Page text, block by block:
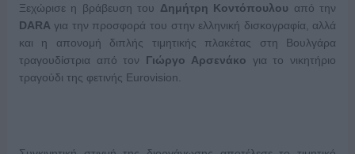
Ξεχώρισε η βράβευση του Δημήτρη Κοντόπουλου από την
DARA για την προσφορά του στην ελληνική δισκογραφία, αλλά
και η απονομή διπλής τιμητικής πλακέτας στη Βουλγάρα
τραγουδίστρια από τον Γιώργο Αρσενάκο για το νικητήριο
τραγούδι της φετινής Eurovision.